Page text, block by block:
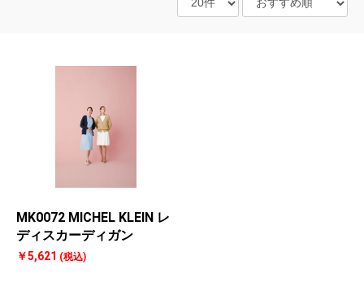
MK0072 MICHEL KLEIN レ
ディスカーディガン
￥5,621 (税込)